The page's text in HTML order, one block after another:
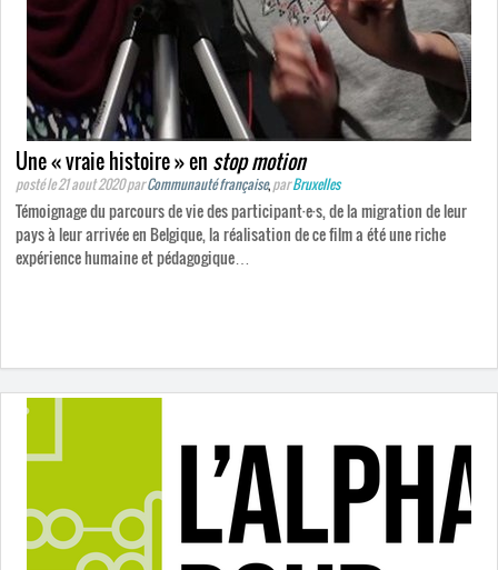
Une « vraie histoire » en stop motion
posté le 21 aout 2020parCommunauté française,parBruxelles
Témoignage du parcours de vie des participant·e·s, de la migration de leur
pays à leur arrivée en Belgique, la réalisation de ce film a été une riche
expérience humaine et pédagogique…